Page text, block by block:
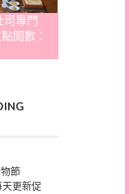
司專門
閱數：
節
更新促